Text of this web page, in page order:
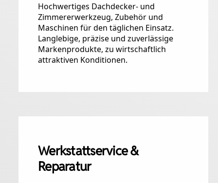
Hochwertiges Dachdecker- und
Zimmererwerkzeug, Zubehör und
Maschinen für den täglichen Einsatz.
Langlebige, präzise und zuverlässige
Markenprodukte, zu wirtschaftlich
attraktiven Konditionen.
Werkstattservice &
Reparatur